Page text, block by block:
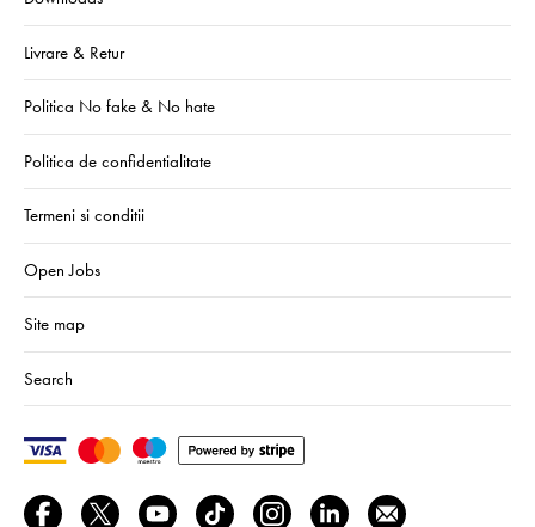
Livrare & Retur
Politica No fake & No hate
Politica de confidentialitate
Termeni si conditii
Open Jobs
Site map
Search